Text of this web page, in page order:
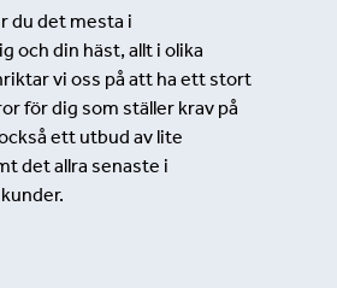
du det mesta i
och din häst, allt i olika
vi oss på att ha ett stort
för dig som ställer krav på
ett utbud av lite
det allra senaste i